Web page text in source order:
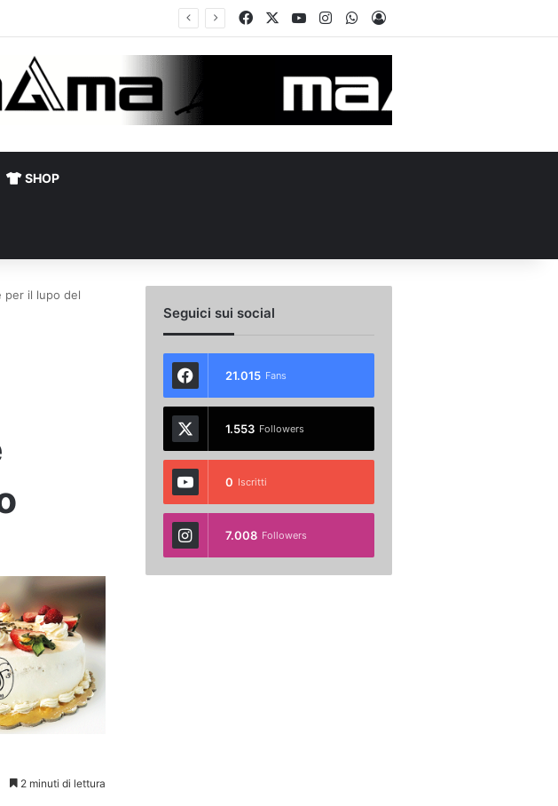
granata FacebookYou TubeInstagramWhatsApp
Accedi
SHOP
per il lupo del
2 minuti di lettura
Seguici sui social
21.015 Fans
1.553 Followers
0 Iscritti
7.008 Followers